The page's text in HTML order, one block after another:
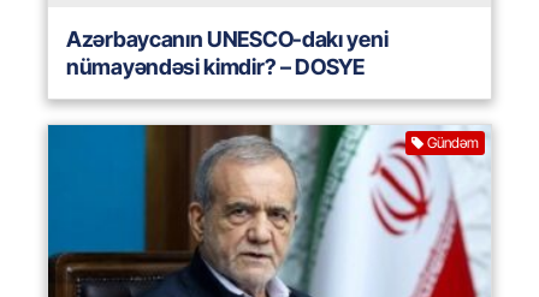
Azərbaycanın UNESCO-dakı yeni
nümayəndəsi kimdir? – DOSYE
Gündəm